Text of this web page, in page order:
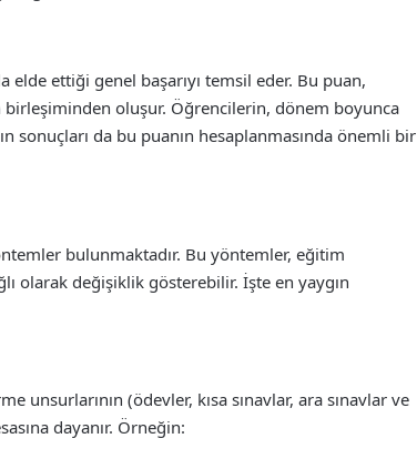
ettiği genel başarıyı temsil eder. Bu puan,
oluşur. Öğrencilerin, dönem boyunca
sonuçları da bu puanın hesaplanmasında önemli bir
bulunmaktadır. Bu yöntemler, eğitim
olarak değişiklik gösterebilir. İşte en yaygın
unsurlarının (ödevler, kısa sınavlar, ara sınavlar ve
dayanır. Örneğin: